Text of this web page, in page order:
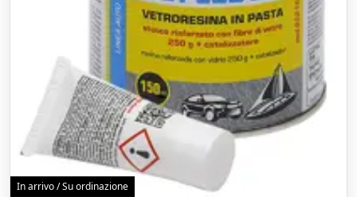
In arrivo / Su ordinazione